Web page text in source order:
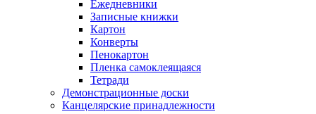
Ежедневники
Записные книжки
Картон
Конверты
Пенокартон
Пленка самоклеящаяся
Тетради
Демонстрационные доски
Канцелярские принадлежности